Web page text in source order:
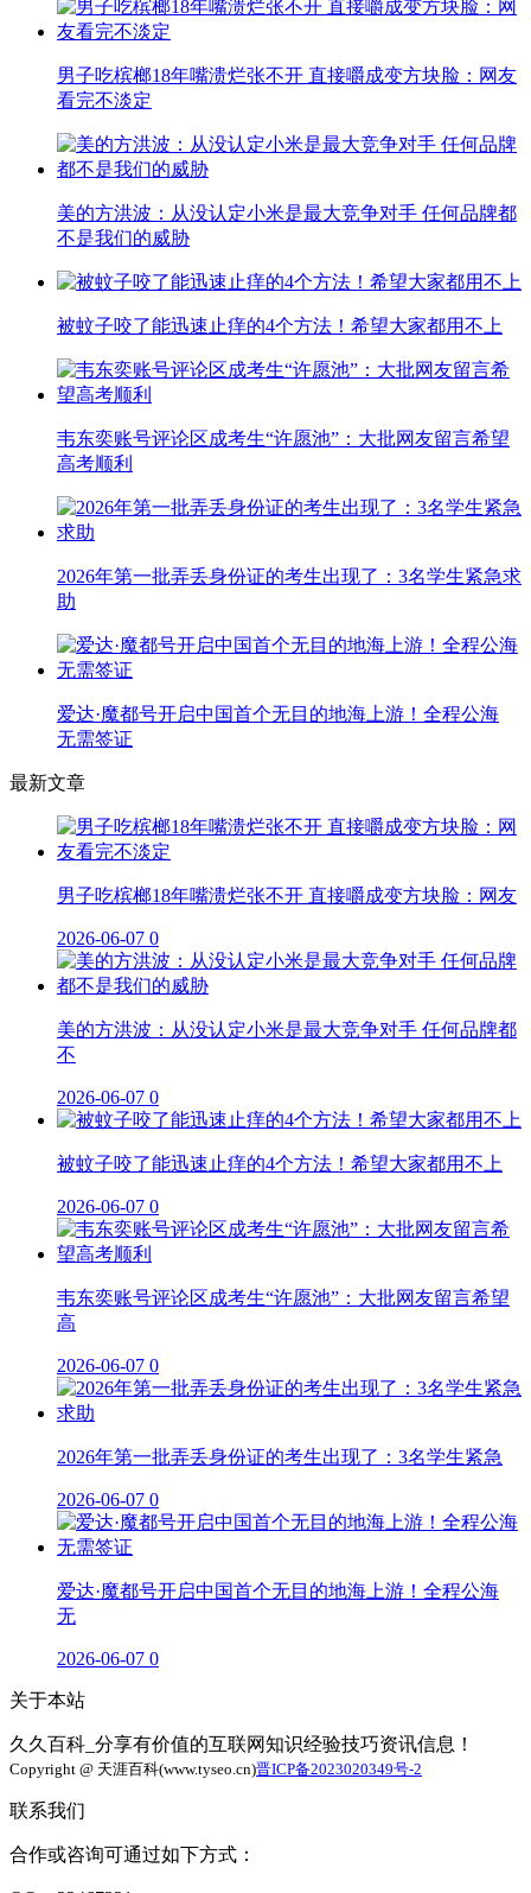
男子吃槟榔18年嘴溃烂张不开 直接嚼成变方块脸：网友
看完不淡定
美的方洪波：从没认定小米是最大竞争对手 任何品牌都
不是我们的威胁
被蚊子咬了能迅速止痒的4个方法！希望大家都用不上
韦东奕账号评论区成考生“许愿池”：大批网友留言希望
高考顺利
2026年第一批弄丢身份证的考生出现了：3名学生紧急求
助
爱达·魔都号开启中国首个无目的地海上游！全程公海
无需签证
最新文章
男子吃槟榔18年嘴溃烂张不开 直接嚼成变方块脸：网友
2026-06-07 0
美的方洪波：从没认定小米是最大竞争对手 任何品牌都
不
2026-06-07 0
被蚊子咬了能迅速止痒的4个方法！希望大家都用不上
2026-06-07 0
韦东奕账号评论区成考生“许愿池”：大批网友留言希望
高
2026-06-07 0
2026年第一批弄丢身份证的考生出现了：3名学生紧急
2026-06-07 0
爱达·魔都号开启中国首个无目的地海上游！全程公海
无
2026-06-07 0
关于本站
久久百科_分享有价值的互联网知识经验技巧资讯信息！
Copyright @ 天涯百科(www.tyseo.cn)晋ICP备2023020349号-2
联系我们
合作或咨询可通过如下方式：